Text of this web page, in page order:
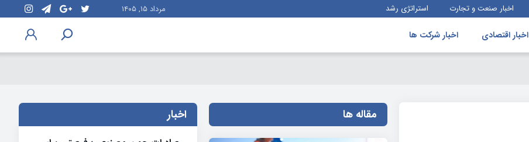
مرداد ۱۵, ۱۴۰۵ اخبار صنعت و تجارت استراتژی رشد
اخبار اقتصادی اخبار شرکت ها
مقاله ها اخبار